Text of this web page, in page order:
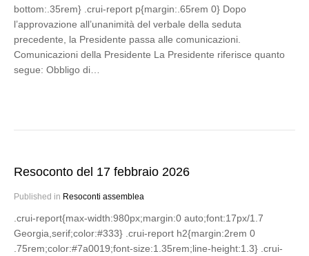
bottom:.35rem} .crui-report p{margin:.65rem 0} Dopo
l’approvazione all’unanimità del verbale della seduta
precedente, la Presidente passa alle comunicazioni.
Comunicazioni della Presidente La Presidente riferisce quanto
segue: Obbligo di…
Resoconto del 17 febbraio 2026
Published in Resoconti assemblea
.crui-report{max-width:980px;margin:0 auto;font:17px/1.7
Georgia,serif;color:#333} .crui-report h2{margin:2rem 0
.75rem;color:#7a0019;font-size:1.35rem;line-height:1.3} .crui-